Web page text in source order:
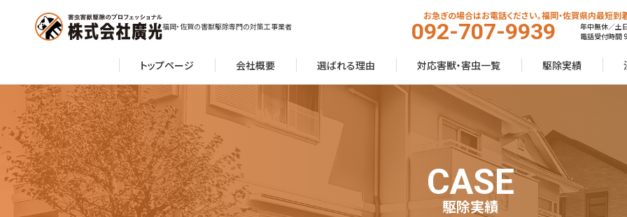
福岡・佐賀の害獣駆除専門の対策工事業者
お急ぎの場合はお電話ください。福岡・佐賀県内最短到
092-707-9939
年中無休／土
電話受付時間
トップページ 会社概要 選ばれる理由 対応害獣・害虫一覧 駆除実績
CASE
駆除実績